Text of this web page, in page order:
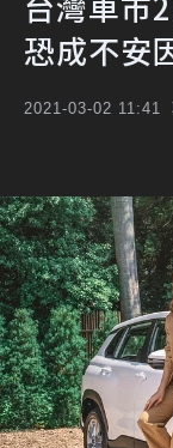
恐成不安
2021-03-02 11:41